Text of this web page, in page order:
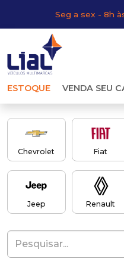
Seg a sex - 8h
ESTOQUE VENDA SEU
Chevrolet Fiat
Jeep Renault